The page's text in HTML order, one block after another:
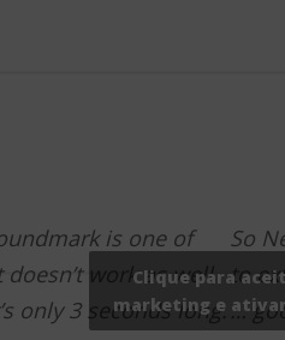
is one of
work as well
only 3 seconds long.
So
to
…
Clique para
marketing e